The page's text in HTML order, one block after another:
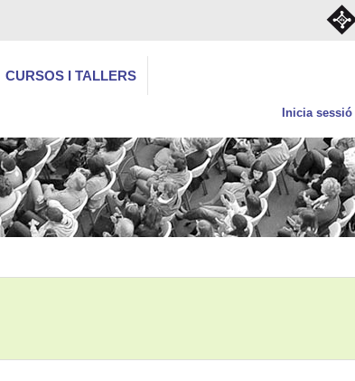
CURSOS I TALLERS
Inicia sessió